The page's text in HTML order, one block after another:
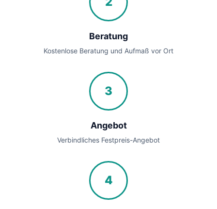
Beratung
Kostenlose Beratung und Aufmaß vor Ort
3
Angebot
Verbindliches Festpreis-Angebot
4